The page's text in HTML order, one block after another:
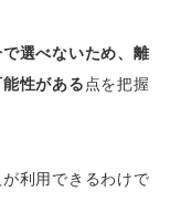
選べないため、離
性がある点を把握
利用できるわけで